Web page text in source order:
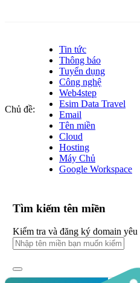
Chủ đề:
Tin tức
Thông báo
Tuyển dụng
Công nghệ
Web4step
Esim Data Travel
Email
Tên miền
Cloud
Hosting
Máy Chủ
Google Workspace
Tìm kiếm tên miền
Kiểm tra và đăng ký domain yêu